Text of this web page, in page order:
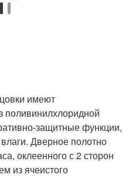
имеют
поливинилхлоридной
защитные функции,
Дверное полотно
оклеенного с 2 сторон
из ячеистого